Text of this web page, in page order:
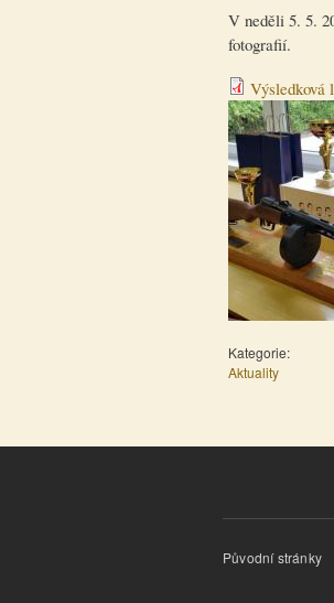
V neděli 5. 5.
fotografií.
Výsledková
Kategorie:
Aktuality
Původní stránky